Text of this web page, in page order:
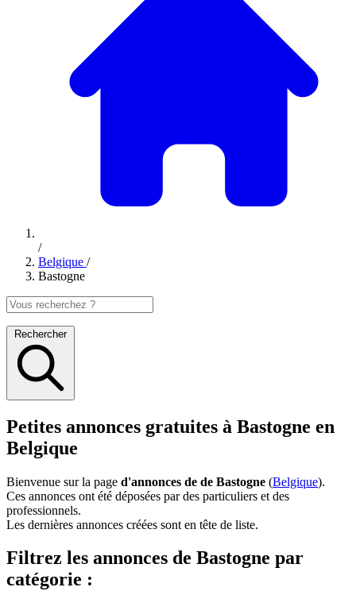
/
Belgique /
Bastogne
Rechercher
Petites annonces gratuites à Bastogne en
Belgique
Bienvenue sur la page d'annonces de de Bastogne (Belgique).
Ces annonces ont été déposées par des particuliers et des
professionnels.
Les dernières annonces créées sont en tête de liste.
Filtrez les annonces de Bastogne par
catégorie :